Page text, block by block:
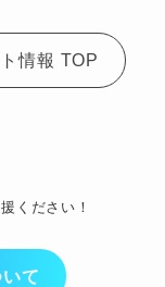
情報 TOP
ください！
て